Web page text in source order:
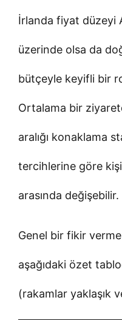
İrlanda fiyat düzeyi
üzerinde olsa da
bütçeyle keyifli bir
Ortalama bir
aralığı konaklama
tercihlerine göre kişi
arasında değişebilir.
Genel bir fikir
aşağıdaki özet
(rakamlar yaklaşık